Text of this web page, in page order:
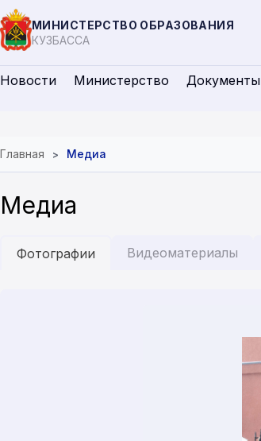
МИНИСТЕРСТВО ОБРАЗОВАНИЯ
КУЗБАССА
Новости Министерство Документы
Главная Медиа
Медиа
Фотографии Видеоматериалы